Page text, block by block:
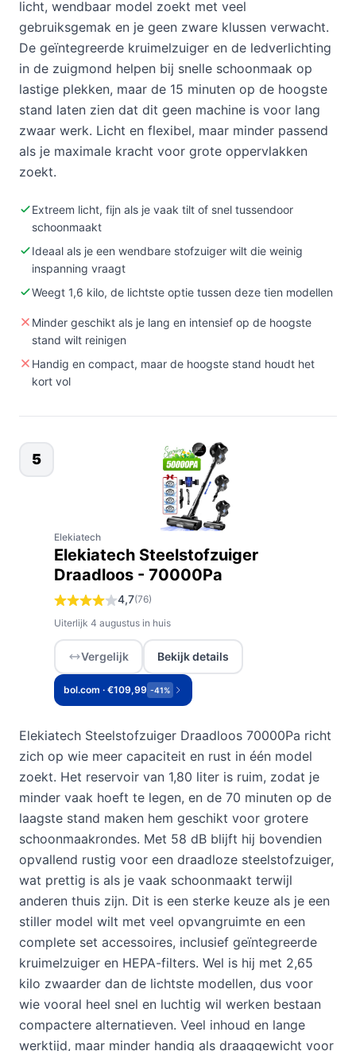
licht, wendbaar model zoekt met veel
gebruiksgemak en je geen zware klussen verwacht.
De geïntegreerde kruimelzuiger en de ledverlichting
in de zuigmond helpen bij snelle schoonmaak op
lastige plekken, maar de 15 minuten op de hoogste
stand laten zien dat dit geen machine is voor lang
zwaar werk. Licht en flexibel, maar minder passend
als je maximale kracht voor grote oppervlakken
zoekt.
Extreem licht, fijn als je vaak tilt of snel tussendoor
schoonmaakt
Ideaal als je een wendbare stofzuiger wilt die weinig
inspanning vraagt
Weegt 1,6 kilo, de lichtste optie tussen deze tien modellen
Minder geschikt als je lang en intensief op de hoogste
stand wilt reinigen
Handig en compact, maar de hoogste stand houdt het
kort vol
5
Elekiatech
Elekiatech Steelstofzuiger
Draadloos - 70000Pa
4,7(76)
Uiterlijk 4 augustus in huis
Vergelijk Bekijk details
bol.com · €109,99 -41%
Elekiatech Steelstofzuiger Draadloos 70000Pa richt
zich op wie meer capaciteit en rust in één model
zoekt. Het reservoir van 1,80 liter is ruim, zodat je
minder vaak hoeft te legen, en de 70 minuten op de
laagste stand maken hem geschikt voor grotere
schoonmaakrondes. Met 58 dB blijft hij bovendien
opvallend rustig voor een draadloze steelstofzuiger,
wat prettig is als je vaak schoonmaakt terwijl
anderen thuis zijn. Dit is een sterke keuze als je een
stiller model wilt met veel opvangruimte en een
complete set accessoires, inclusief geïntegreerde
kruimelzuiger en HEPA-filters. Wel is hij met 2,65
kilo zwaarder dan de lichtste modellen, dus voor
wie vooral heel snel en luchtig wil werken bestaan
compactere alternatieven. Veel inhoud en lange
werktijd, maar minder handig als draaggewicht voor